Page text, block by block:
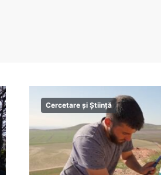
Cercetare și Știință